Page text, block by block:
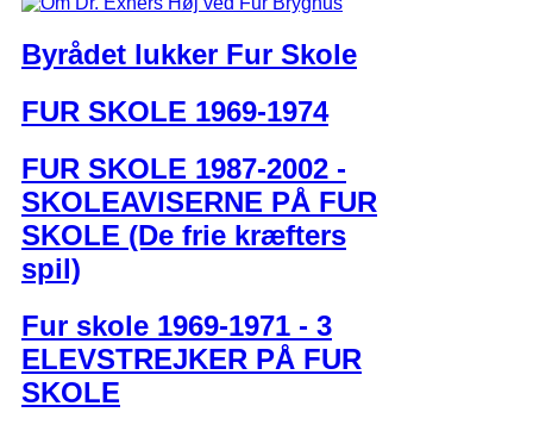
Byrådet lukker Fur Skole
FUR SKOLE 1969-1974
FUR SKOLE 1987-2002 -
SKOLEAVISERNE PÅ FUR
SKOLE (De frie kræfters
spil)
Fur skole 1969-1971 - 3
ELEVSTREJKER PÅ FUR
SKOLE